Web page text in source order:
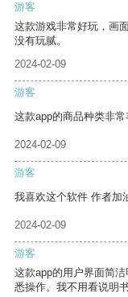
游客
这款游戏非常好玩，画
没有玩腻。
2024-02-09
游客
这款app的商品种类非常
2024-02-09
游客
我喜欢这个软件 作者加
2024-02-09
游客
这款app的用户界面简
悉操作。我不用看说明